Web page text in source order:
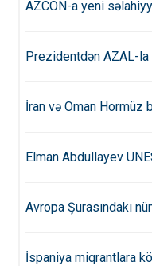
AZCON-a yeni
Prezidentdən AZAL-la
İran və Oman Hormüz
Elman Abdullayev
Avropa Şurasındakı
İspaniya miqrantlara